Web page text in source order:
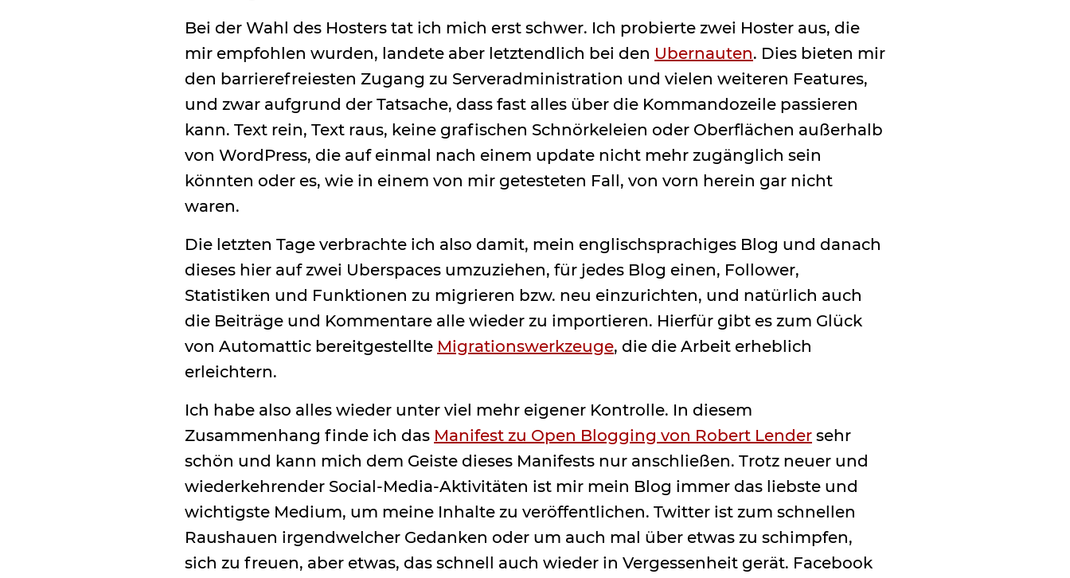
Bei der Wahl des Hosters tat ich mich erst schwer. Ich probierte zwei Hoster aus, die
mir empfohlen wurden, landete aber letztendlich bei den Ubernauten. Dies bieten mir
den barrierefreiesten Zugang zu Serveradministration und vielen weiteren Features,
und zwar aufgrund der Tatsache, dass fast alles über die Kommandozeile passieren
kann. Text rein, Text raus, keine grafischen Schnörkeleien oder Oberflächen außerhalb
von WordPress, die auf einmal nach einem update nicht mehr zugänglich sein
könnten oder es, wie in einem von mir getesteten Fall, von vorn herein gar nicht
waren.
Die letzten Tage verbrachte ich also damit, mein englischsprachiges Blog und danach
dieses hier auf zwei Uberspaces umzuziehen, für jedes Blog einen, Follower,
Statistiken und Funktionen zu migrieren bzw. neu einzurichten, und natürlich auch
die Beiträge und Kommentare alle wieder zu importieren. Hierfür gibt es zum Glück
von Automattic bereitgestellte Migrationswerkzeuge, die die Arbeit erheblich
erleichtern.
Ich habe also alles wieder unter viel mehr eigener Kontrolle. In diesem
Zusammenhang finde ich das Manifest zu Open Blogging von Robert Lender sehr
schön und kann mich dem Geiste dieses Manifests nur anschließen. Trotz neuer und
wiederkehrender Social-Media-Aktivitäten ist mir mein Blog immer das liebste und
wichtigste Medium, um meine Inhalte zu veröffentlichen. Twitter ist zum schnellen
Raushauen irgendwelcher Gedanken oder um auch mal über etwas zu schimpfen,
sich zu freuen, aber etwas, das schnell auch wieder in Vergessenheit gerät. Facebook